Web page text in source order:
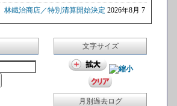
文字サイズ
月別過去ログ